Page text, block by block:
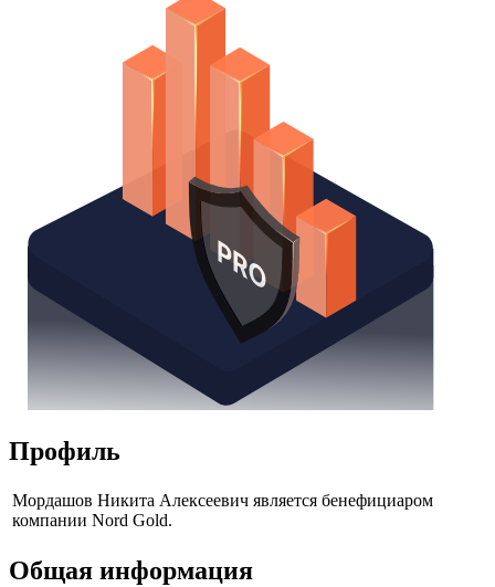
Профиль
Мордашов Никита Алексеевич является бенефициаром
компании Nord Gold.
Общая информация